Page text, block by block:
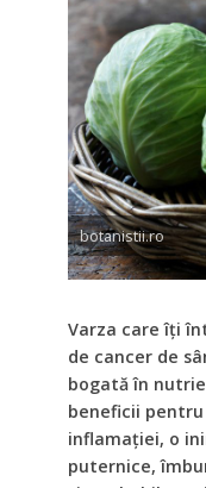
botanistii.ro
Varza care îți
de cancer de
bogată în
beneficii
inflamației, o
puternice,